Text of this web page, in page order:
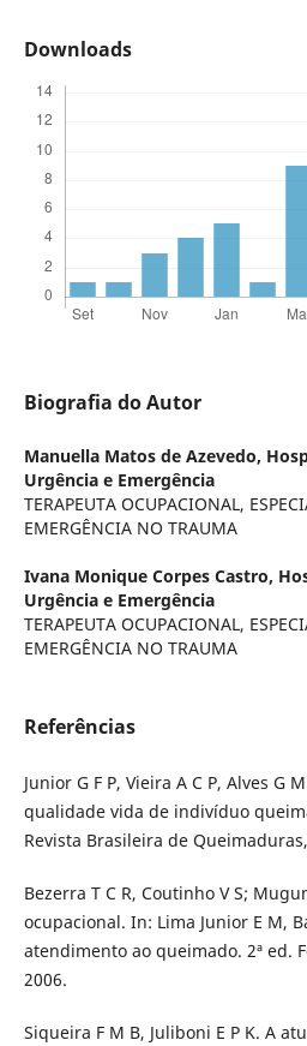
Downloads
Biografia do Autor
Manuella Matos de Azevedo,
Urgência e Emergência
TERAPEUTA OCUPACIONAL,
EMERGÊNCIA NO TRAUMA
Ivana Monique Corpes Castro,
Urgência e Emergência
TERAPEUTA OCUPACIONAL,
EMERGÊNCIA NO TRAUMA
Referências
Junior G F P, Vieira A C P, Alves G
qualidade vida de indivíduo
Revista Brasileira de
Bezerra T C R, Coutinho V S;
ocupacional. In: Lima Junior E M,
atendimento ao queimado. 2ª ed.
2006.
Siqueira F M B, Juliboni E P K. A